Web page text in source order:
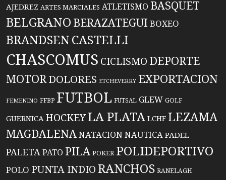
AJEDREZ ARTES MARCIALES ATLETISMO BASQUET
BELGRANO BERAZATEGUIBOXEO
BRANDSENCASTELLI
CHASCOMUS CICLISMO DEPORTE
MOTORDOLORES ETCHEVERRY EXPORTACION
FEMENINO FFBP FUTBOL FUTSAL GLEW GOLF
GUERNICA HOCKEYLA PLATA LCHF LEZAMA
MAGDALENANATACIONNAUTICA PADEL
PALETAPATO PILA POKER POLIDEPORTIVO
POLO PUNTA INDIO RANCHOS RANELAGH